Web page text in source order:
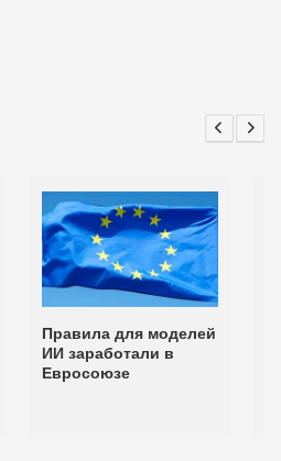
Правила для моделей
ИИ заработали в
Евросоюзе